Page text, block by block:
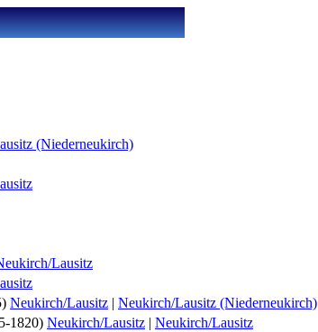
(Niederneukirch)
Lausitz
Neukirch/Lausitz | Neukirch/Lausitz (Niederneukirch)
1820) Neukirch/Lausitz | Neukirch/Lausitz